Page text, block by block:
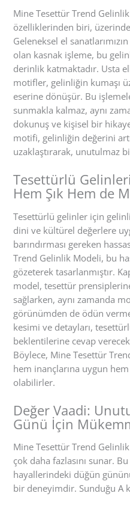
Mine Tesettür Trend
özelliklerinden biri,
Geleneksel el
olan kasnak işleme, bu
derinlik katmaktadır. Usta
motifler, gelinliğin kumaşı
eserine dönüşür. Bu
sunmakla kalmaz, aynı
dokunuş ve kişisel bir
motifi, gelinliğin değerini
uzaklaştırarak, unutulmaz
Tesettürlü
Hem Şık Hem de
Tesettürlü gelinler için
dini ve kültürel değerlere
barındırması gereken
Trend Gelinlik Modeli, bu
gözeterek tasarlanmıştır.
model, tesettür
sağlarken, aynı zamanda
görünümden de ödün
kesimi ve detayları,
beklentilerine cevap
Böylece, Mine Tesettür
hem inançlarına uygun
olabilirler.
Değer Vaadi:
Günü İçin
Mine Tesettür Trend
çok daha fazlasını sunar.
hayallerindeki düğün
bir deneyimdir. Sunduğu A